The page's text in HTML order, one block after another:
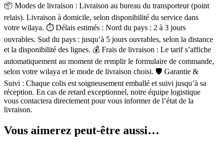
📦 Modes de livraison : Livraison au bureau du transporteur (point
relais). Livraison à domicile, selon disponibilité du service dans
votre wilaya. ⏱ Délais estimés : Nord du pays : 2 à 3 jours
ouvrables. Sud du pays : jusqu’à 5 jours ouvrables, selon la distance
et la disponibilité des lignes. 💰 Frais de livraison : Le tarif s’affiche
automatiquement au moment de remplir le formulaire de commande,
selon votre wilaya et le mode de livraison choisi. 🛡 Garantie &
Suivi : Chaque colis est soigneusement emballé et suivi jusqu’à sa
réception. En cas de retard exceptionnel, notre équipe logistique
vous contactera directement pour vous informer de l’état de la
livraison.
Vous aimerez peut-être aussi…